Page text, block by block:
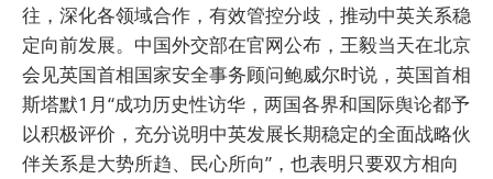
往，深化各领域合作，有效管控分歧，推动中英关系稳
定向前发展。中国外交部在官网公布，王毅当天在北京
会见英国首相国家安全事务顾问鲍威尔时说，英国首相
斯塔默1月“成功历史性访华，两国各界和国际舆论都予
以积极评价，充分说明中英发展长期稳定的全面战略伙
伴关系是大势所趋、民心所向”，也表明只要双方相向